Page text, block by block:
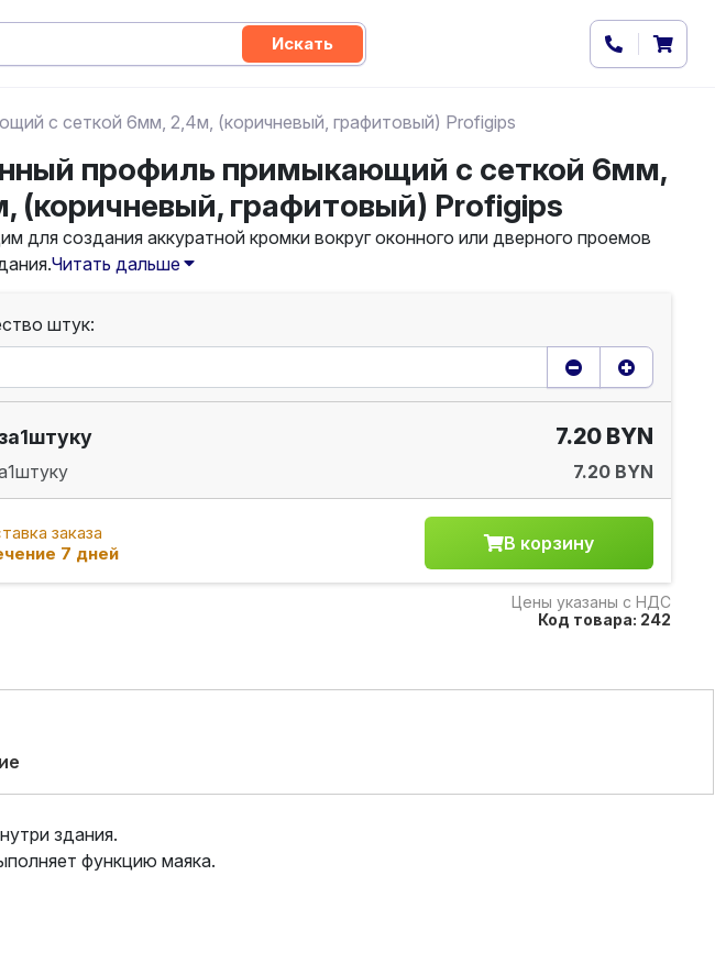
Искать
с сеткой 6мм, 2,4м, (коричневый, графитовый) Profigips
профиль примыкающий с сеткой 6мм,
(коричневый, графитовый) Profigips
для создания аккуратной кромки вокруг оконного или дверного проемов
Читать дальше
штук:
1штуку 7.20 BYN
1штуку 7.20 BYN
заказа
7 дней
В корзину
Цены указаны с НДС
Код товара: 242
здания.
функцию маяка.